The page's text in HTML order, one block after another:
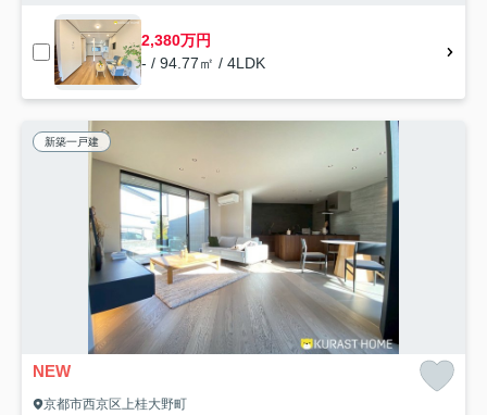
2,380万円
- / 94.77㎡ / 4LDK
新築一戸建
NEW
京都市西京区上桂大野町